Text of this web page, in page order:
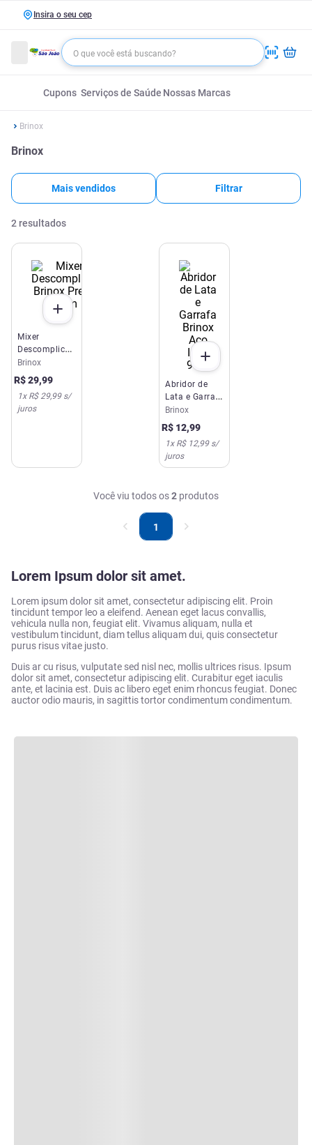
Insira o seu cep
Cupons Serviços de Saúde Nossas Marcas
Brinox
Brinox
Mais vendidos Filtrar
2 resultados
Mixer
Descomplica
Brinox Preto
22cm
Brinox
R$29,99
1x R$ 29,99s/
juros
Abridor de
Lata e Garrafa
Brinox Aço
Inox 9CM
Brinox
R$ 12,99
1x R$ 12,99s/
juros
Você viu todos os2 produtos
1
Lorem Ipsum dolor sit amet.
Lorem ipsum dolor sit amet, consectetur adipiscing elit. Proin
tincidunt tempor leo a eleifend. Aenean eget lacus convallis,
vehicula nulla non, feugiat elit. Vivamus aliquam, nulla et
vestibulum tincidunt, diam tellus aliquam dui, quis consectetur
purus risus vitae justo.
Duis ar cu risus, vulputate sed nisl nec, mollis ultrices risus. Ipsum
dolor sit amet, consectetur adipiscing elit. Curabitur eget iaculis
ante, et lacinia est. Duis ac libero eget enim rhoncus feugiat. Donec
auctor odio mauris, in sagittis tortor condimentum condimentum.